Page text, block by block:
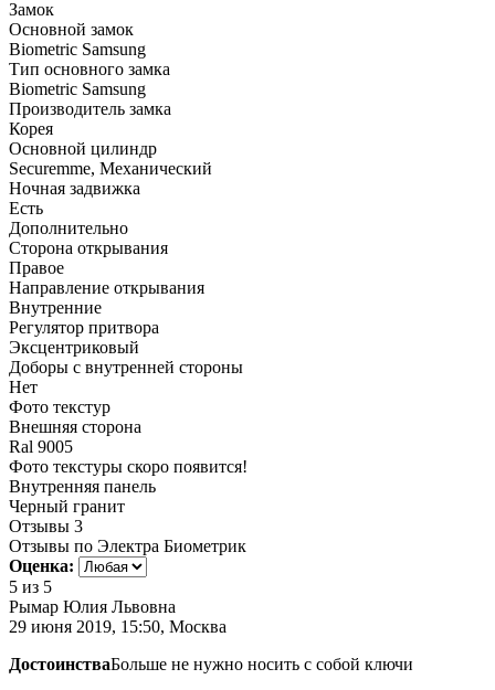
Замок
Основной замок
Biometric Samsung
Тип основного замка
Biometric Samsung
Производитель замка
Корея
Основной цилиндр
Securemme, Механический
Ночная задвижка
Есть
Дополнительно
Сторона открывания
Правое
Направление открывания
Внутренние
Регулятор притвора
Эксцентриковый
Доборы с внутренней стороны
Нет
Фото текстур
Внешняя сторона
Ral 9005
Фото текстуры скоро появится!
Внутренняя панель
Черный гранит
Отзывы 3
Отзывы по Электра Биометрик
Оценка:
5 из 5
Рымар Юлия Львовна
29 июня 2019, 15:50, Москва
ДостоинстваБольше не нужно носить с собой ключи